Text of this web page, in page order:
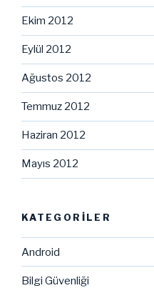
Ekim 2012
Eylül 2012
Ağustos 2012
Temmuz 2012
Haziran 2012
Mayıs 2012
KATEGORILER
Android
Bilgi Güvenliği